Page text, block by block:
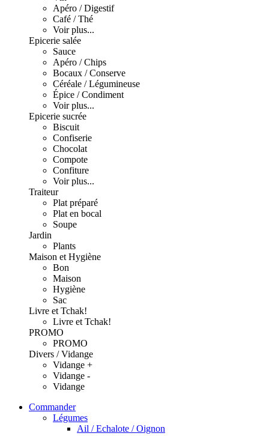
Apéro / Digestif
Café / Thé
Voir plus...
Epicerie salée
Sauce
Apéro / Chips
Bocaux / Conserve
Céréale / Légumineuse
Épice / Condiment
Voir plus...
Epicerie sucrée
Biscuit
Confiserie
Chocolat
Compote
Confiture
Voir plus...
Traiteur
Plat préparé
Plat en bocal
Soupe
Jardin
Plants
Maison et Hygiène
Bon
Maison
Hygiène
Sac
Livre et Tchak!
Livre et Tchak!
PROMO
PROMO
Divers / Vidange
Vidange +
Vidange -
Vidange
Commander
Légumes
Ail / Echalote / Oignon